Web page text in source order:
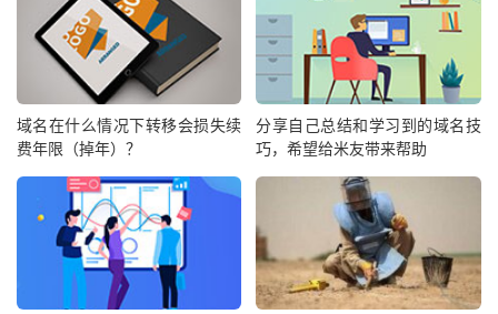
域名在什么情况下转移会损失续
费年限（掉年）？
分享自己总结和学习到的域名技
巧，希望给米友带来帮助